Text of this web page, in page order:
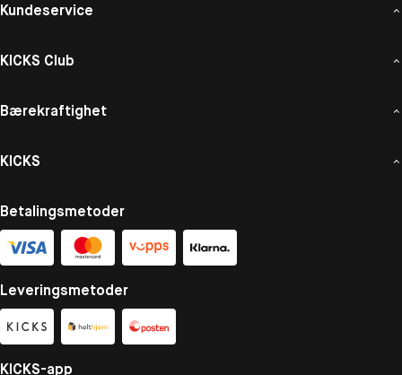
Kundeservice
KICKS Club
Bærekraftighet
KICKS
Betalingsmetoder
Leveringsmetoder
KICKS-app